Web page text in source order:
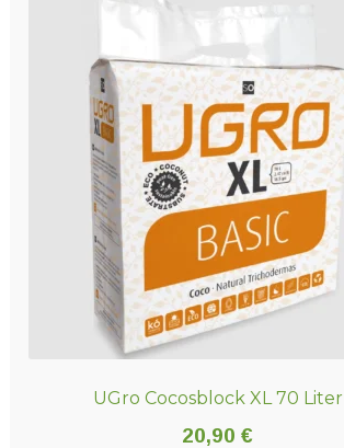
UGro Cocosblock XL 70 Liter
20,90€